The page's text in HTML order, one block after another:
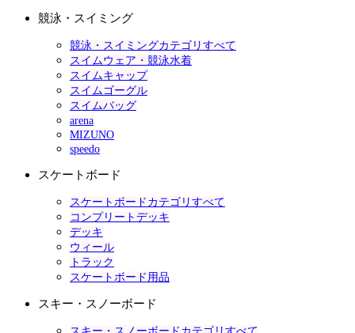
競泳・スイミング
競泳・スイミングカテゴリすべて
スイムウェア・競泳水着
スイムキャップ
スイムゴーグル
スイムバッグ
arena
MIZUNO
speedo
スケートボード
スケートボードカテゴリすべて
コンプリートデッキ
デッキ
ウィール
トラック
スケートボード用品
スキー・スノーボード